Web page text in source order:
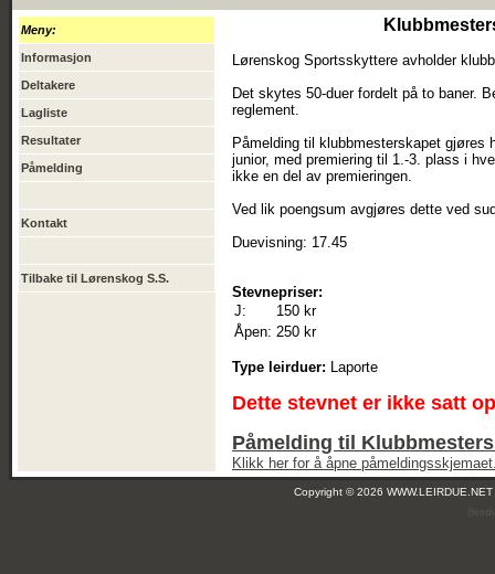
Meny:
Informasjon
Deltakere
Lagliste
Resultater
Påmelding
Kontakt
Tilbake til Lørenskog S.S.
Lørenskog Sportsskyttere avholder
Det skytes 50-duer fordelt på to baner.
reglement.
Påmelding til klubbmesterskapet
junior, med premiering til 1.-3. plass i
ikke en del av premieringen.
Ved lik poengsum avgjøres dette ved
Duevisning: 17.45
Stevnepriser:
J:
150 kr
Åpen: 250 kr
Type leirduer: Laporte
Dette stevnet er ikke satt
Påmelding til
Klikk her for å åpne
Copyright © 2026